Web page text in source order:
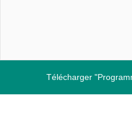
Télécharger